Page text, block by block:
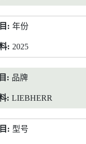
年份
2025
品牌
LIEBHERR
型号